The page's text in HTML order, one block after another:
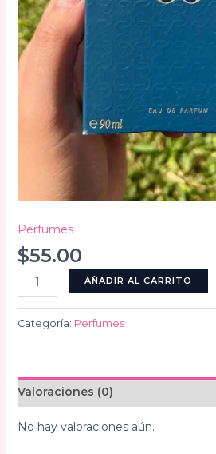
Perfumes
$55.00
Elie
Saab
cantidad
AÑADIR AL CARRITO
Categoría: Perfumes
Valoraciones (0)
No hay valoraciones aún.